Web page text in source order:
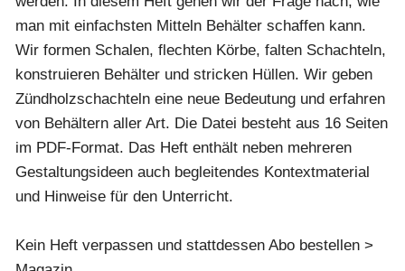
man mit einfachsten Mitteln Behälter schaffen kann.
Wir formen Schalen, flechten Körbe, falten Schachteln,
konstruieren Behälter und stricken Hüllen. Wir geben
Zündholzschachteln eine neue Bedeutung und erfahren
von Behältern aller Art. Die Datei besteht aus 16 Seiten
im PDF-Format. Das Heft enthält neben mehreren
Gestaltungsideen auch begleitendes Kontextmaterial
und Hinweise für den Unterricht.
Kein Heft verpassen und stattdessen Abo bestellen >